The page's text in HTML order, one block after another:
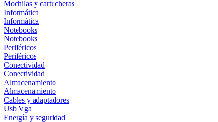
Mochilas y cartucheras
Informática
Informática
Notebooks
Notebooks
Periféricos
Periféricos
Conectividad
Conectividad
Almacenamiento
Almacenamiento
Cables y adaptadores
Usb Vga
Energía y seguridad